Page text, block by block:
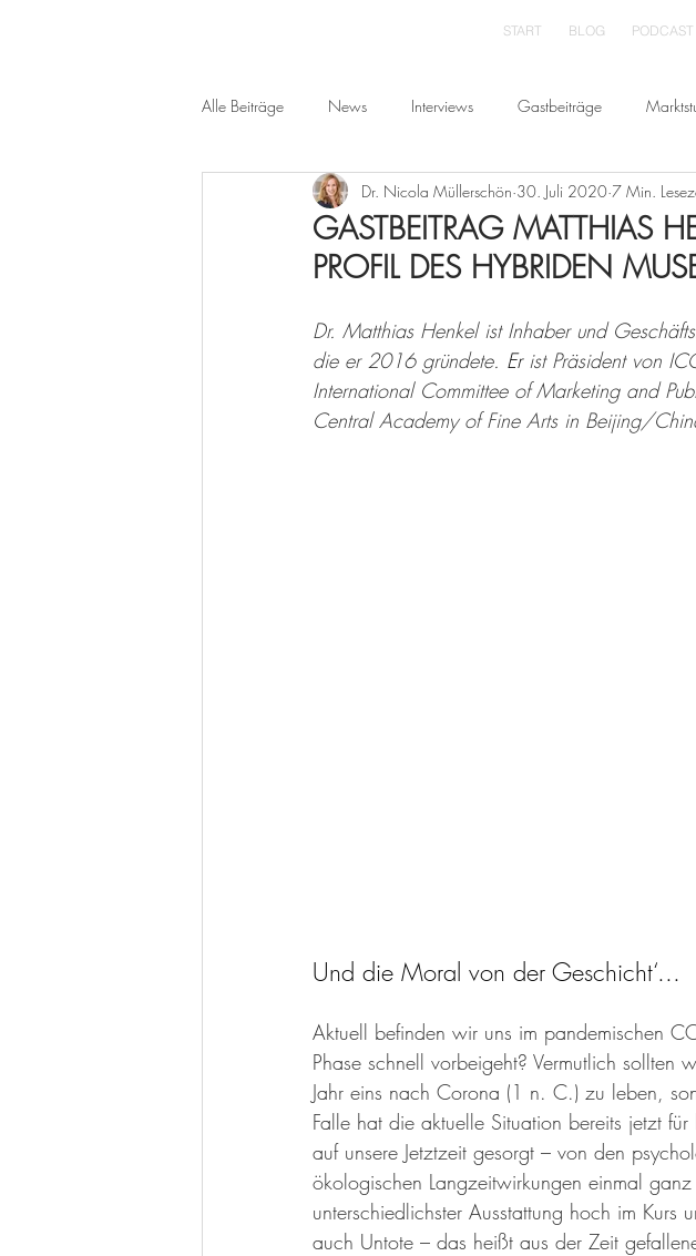
START BLOG PODCAST
Alle Beiträge News Interviews Gastbeiträge
GASTBEITRAG MATTHIAS
PROFIL DES HYBRIDEN
Dr. Nicola Müllerschön 30. Juli 2020 7 Min.
Dr. Matthias Henkel ist Inhaber und
die er 2016 gründete. Er ist Präsident von
International Committee of Marketing and
Central Academy of Fine Arts in Beijing/
Und die Moral von der Geschicht‘...
Aktuell befinden wir uns im pandemischen
Phase schnell vorbeigeht? Vermutlich
Jahr eins nach Corona (1 n. C.) zu leben,
Falle hat die aktuelle Situation bereits jetzt
auf unsere Jetztzeit gesorgt – von den
ökologischen Langzeitwirkungen einmal
unterschiedlichster Ausstattung hoch im
auch Untote – das heißt aus der Zeit